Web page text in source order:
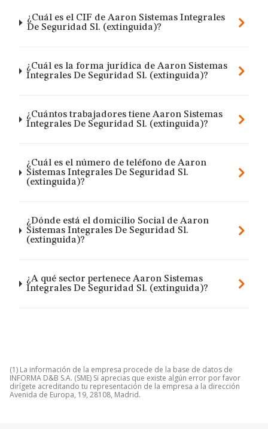
¿Cuál es el CIF de Aaron Sistemas Integrales
De Seguridad Sl. (extinguida)?
¿Cuál es la forma jurídica de Aaron Sistemas
Integrales De Seguridad Sl. (extinguida)?
¿Cuántos trabajadores tiene Aaron Sistemas
Integrales De Seguridad Sl. (extinguida)?
¿Cuál es el número de teléfono de Aaron
Sistemas Integrales De Seguridad Sl.
(extinguida)?
¿Dónde está el domicilio Social de Aaron
Sistemas Integrales De Seguridad Sl.
(extinguida)?
¿A qué sector pertenece Aaron Sistemas
Integrales De Seguridad Sl. (extinguida)?
(1) La información de la empresa procede de la base de datos de
INFORMA D&B S.A. (SME) Si aprecias que existe algún error por favor
dirígete acreditando tu representación de la empresa a la dirección
Avenida de Europa, 19, 28108, Madrid.